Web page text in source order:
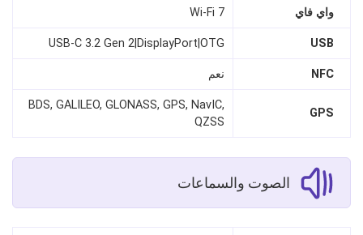
واي فاي Wi-Fi 7
USB
USB‑C 3.2 Gen 2|DisplayPort|OTG
NFC نعم
GPS
BDS, GALILEO, GLONASS, GPS, NavIC,
QZSS
الصوت والسماعات